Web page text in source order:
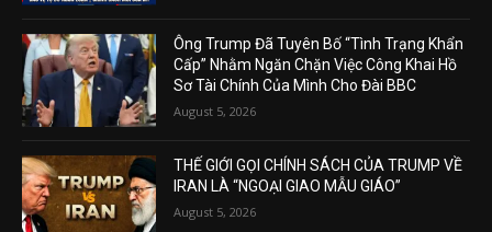
Ông Trump Đã Tuyên Bố “Tình Trạng Khẩn
Cấp” Nhằm Ngăn Chặn Việc Công Khai Hồ
Sơ Tài Chính Của Mình Cho Đài BBC
August 5, 2026
THẾ GIỚI GỌI CHÍNH SÁCH CỦA TRUMP VỀ
IRAN LÀ “NGOẠI GIAO MẪU GIÁO”
August 5, 2026